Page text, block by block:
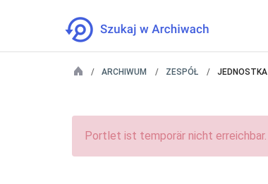
ARCHIWUM ZESPÓŁ JEDNOSTKA
Portlet ist temporär nicht erreichbar.